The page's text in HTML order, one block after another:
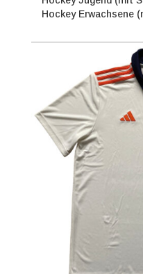
Hockey Erwachsene